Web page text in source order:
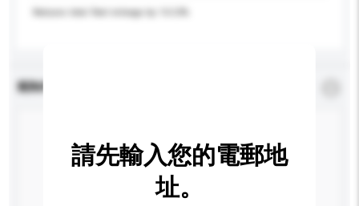
Reduces total fleet mileage by 10-20%
查詢內容
請先輸入您的電郵地
址。